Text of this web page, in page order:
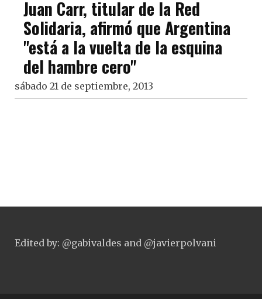
Juan Carr, titular de la Red
Solidaria, afirmó que Argentina
"está a la vuelta de la esquina
del hambre cero"
sábado 21 de septiembre, 2013
Edited by: @gabivaldes and @javierpolvani